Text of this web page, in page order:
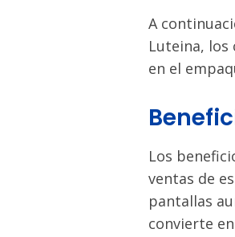
A
Luteina, los
en el
Los
ventas de
pantallas
convierte